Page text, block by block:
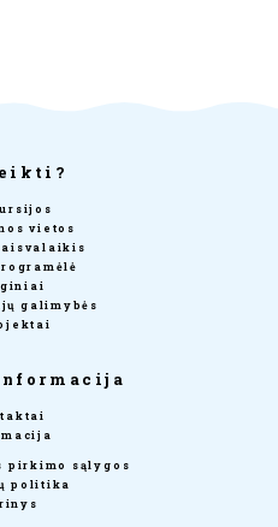
vietos
galimybės
pirkimo sąlygos
politika